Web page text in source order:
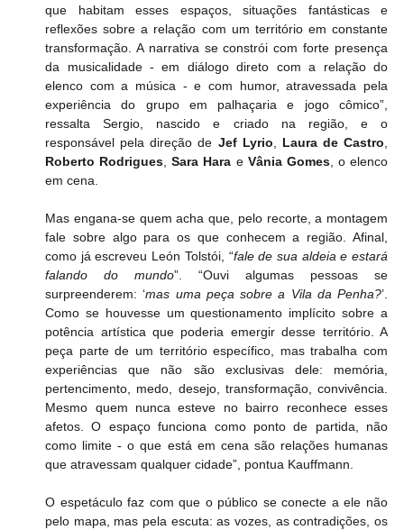
que habitam esses espaços, situações fantásticas e
reflexões sobre a relação com um território em constante
transformação. A narrativa se constrói com forte presença
da musicalidade - em diálogo direto com a relação do
elenco com a música - e com humor, atravessada pela
experiência do grupo em palhaçaria e jogo cômico”,
ressalta Sergio, nascido e criado na região, e o
responsável pela direção de Jef Lyrio Laura de Castro
Roberto Rodrigues , Sara Hara e Vânia Gomes, o elenco
em cena.
Mas engana-se quem acha que, pelo recorte, a montagem
fale sobre algo para os que conhecem a região. Afinal,
como já escreveu León Tolstói, “fale de sua aldeia e estará
falando do mundo”. “Ouvi algumas pessoas se
surpreenderem: ‘mas uma peça sobre a Vila da Penha?’.
Como se houvesse um questionamento implícito sobre a
potência artística que poderia emergir desse território. A
peça parte de um território específico, mas trabalha com
experiências que não são exclusivas dele: memória,
pertencimento, medo, desejo, transformação, convivência.
Mesmo quem nunca esteve no bairro reconhece esses
afetos. O espaço funciona como ponto de partida, não
como limite - o que está em cena são relações humanas
que atravessam qualquer cidade”, pontua Kauffmann.
O espetáculo faz com que o público se conecte a ele não
pelo mapa, mas pela escuta: as vozes, as contradições, os